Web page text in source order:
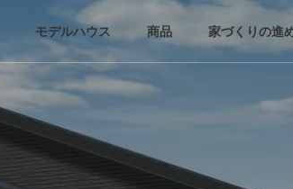
モデルハウス 商品 家づくりの進